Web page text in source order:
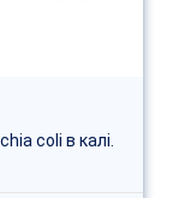
coli в калі.